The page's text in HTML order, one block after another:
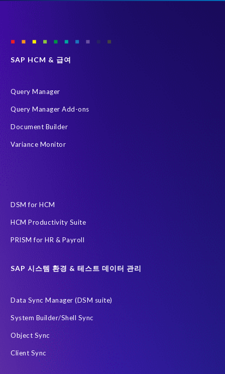
SAP HCM & 급여
Query Manager
Query Manager Add-ons
Document Builder
Variance Monitor
DSM for HCM
HCM Productivity Suite
PRISM for HR & Payroll
SAP 시스템 환경 & 테스트 데이터 관리
Data Sync Manager (DSM suite)
System Builder/Shell Sync
Object Sync
Client Sync